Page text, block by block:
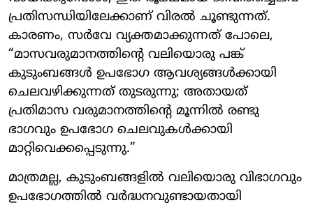
പ്രതിസന്ധിയിലേക്കാണ് വിരൽ ചൂണ്ടുന്നത്.
കാരണം, സർവേ വ്യക്തമാക്കുന്നത് പോലെ,
“മാസവരുമാനത്തിന്റെ വലിയൊരു പങ്ക്
കുടുംബങ്ങൾ ഉപഭോഗ ആവശ്യങ്ങൾക്കായി
ചെലവഴിക്കുന്നത് തുടരുന്നു; അതായത്
പ്രതിമാസ വരുമാനത്തിന്റെ മൂന്നിൽ രണ്ടു
ഭാഗവും ഉപഭോഗ ചെലവുകൾക്കായി
മാറ്റിവെക്കപ്പെടുന്നു.”
മാത്രമല്ല, കുടുംബങ്ങളിൽ വലിയൊരു വിഭാഗവും
ഉപഭോഗത്തിൽ വർദ്ധനവുണ്ടായതായി